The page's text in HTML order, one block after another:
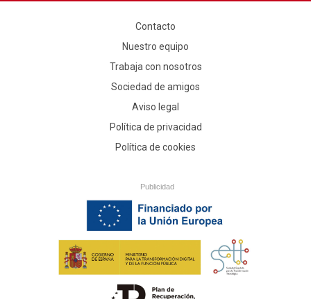
Contacto
Nuestro equipo
Trabaja con nosotros
Sociedad de amigos
Aviso legal
Política de privacidad
Política de cookies
Publicidad